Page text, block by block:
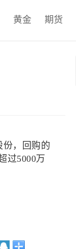
黄金 期货
份，回购的
过5000万